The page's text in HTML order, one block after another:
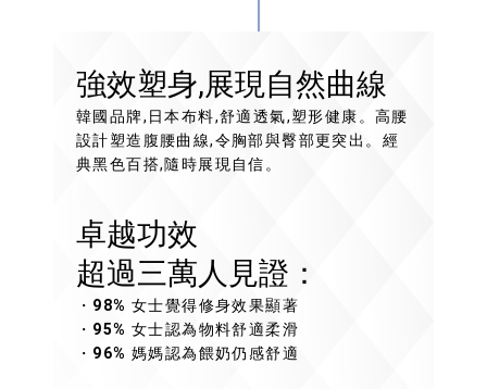
強效塑身,展現自然曲線
韓國品牌,日本布料,舒適透氣,塑形健康。高腰
設計塑造腹腰曲線,令胸部與臀部更突出。經
典黑色百搭,隨時展現自信。
卓越功效
超過三萬人見證：
・ 98% 女士覺得修身效果顯著
・ 95% 女士認為物料舒適柔滑
・ 96% 媽媽認為餵奶仍感舒適